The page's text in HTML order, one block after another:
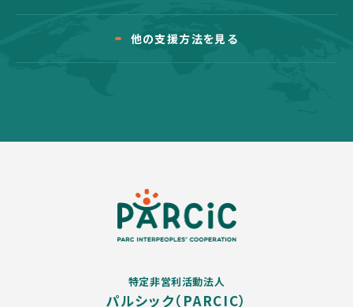
他の支援方法を見る
特定非営利活動法人
パルシック（PARCIC）